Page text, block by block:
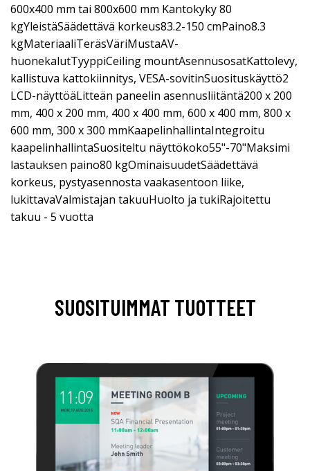
600x400 mm tai 800x600 mm Kantokyky 80
kgYleistäSäädettävä korkeus83.2-150 cmPaino8.3
kgMateriaaliTeräsVäriMustaAV-
huonekalutTyyppiCeiling mountAsennusosatKattolevy,
kallistuva kattokiinnitys, VESA-sovitinSuosituskäyttö2
LCD-näyttöäLitteän paneelin asennusliitäntä200 x 200
mm, 400 x 200 mm, 400 x 400 mm, 600 x 400 mm, 800 x
600 mm, 300 x 300 mmKaapelinhallintaIntegroitu
kaapelinhallintaSuositeltu näyttökoko55"-70"Maksimi
lastauksen paino80 kgOminaisuudetSäädettävä
korkeus, pystyasennosta vaakasentoon liike,
lukittavaValmistajan takuuHuolto ja tukiRajoitettu
takuu - 5 vuotta
SUOSITUIMMAT TUOTTEET